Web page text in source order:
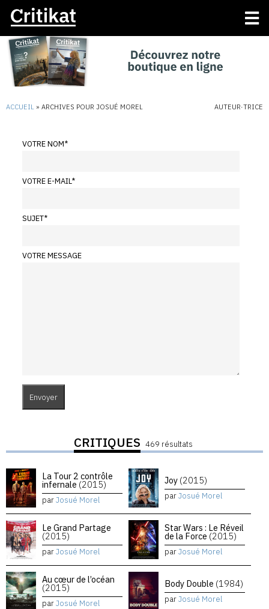
ACCUEIL » ARCHIVES POUR JOSUÉ MOREL AUTEUR·TRICE
VOTRE NOM*
VOTRE E-MAIL*
SUJET*
VOTRE MESSAGE
CRITIQUES 469 résultats
La Tour 2 contrôle
infernale (2015)
parJosué Morel
Joy (2015)
parJosué Morel
Le Grand Partage
(2015)
parJosué Morel
Star Wars : Le Réveil
de la Force (2015)
parJosué Morel
Au cœur de l’océan
(2015)
parJosué Morel
Body Double (1984)
parJosué Morel